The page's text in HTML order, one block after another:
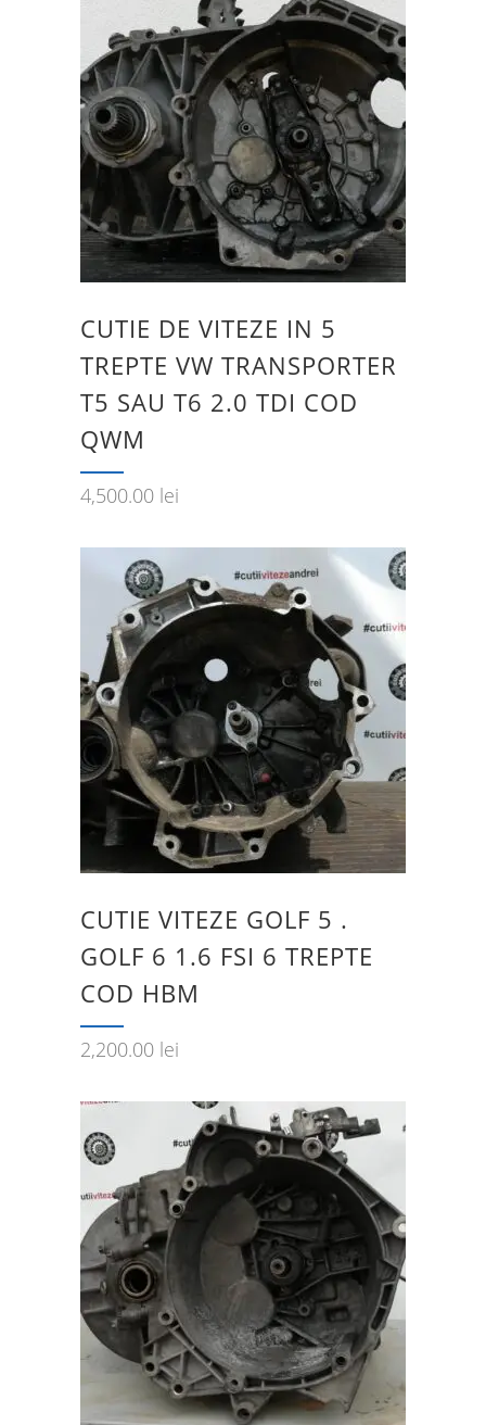
CUTIE DE VITEZE IN 5
TREPTE VW TRANSPORTER
T5 SAU T6 2.0 TDI COD
QWM
4,500.00 lei
CUTIE VITEZE GOLF 5 .
GOLF 6 1.6 FSI 6 TREPTE
COD HBM
2,200.00 lei